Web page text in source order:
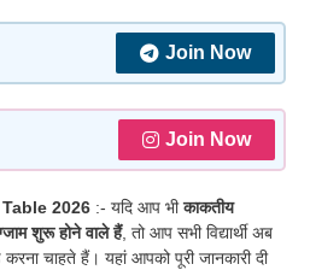
Join Now
Join Now
2026 :- यदि आप भीकाकतीय
शुरू होने वाले हैं, तो आप सभी विद्यार्थी अब
चाहते हैं। यहां आपको पूरी जानकारी दी